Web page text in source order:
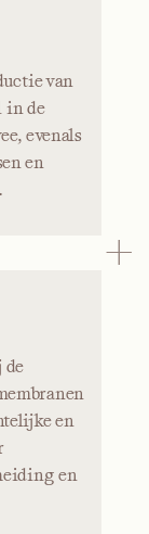
van
in de
evenals
en
de
en
en